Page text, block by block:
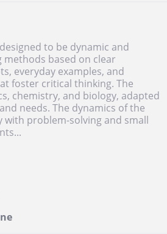
to be dynamic and
methods based on clear
everyday examples, and
foster critical thinking. The
chemistry, and biology, adapted
needs. The dynamics of the
with problem-solving and small